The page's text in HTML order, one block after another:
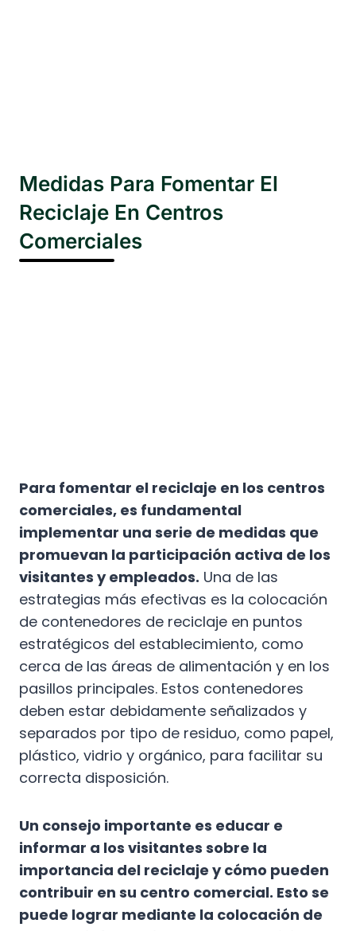
Medidas Para Fomentar El
Reciclaje En Centros
Comerciales
Para fomentar el reciclaje en los centros
comerciales, es fundamental
implementar una serie de medidas que
promuevan la participación activa de los
visitantes y empleados. Una de las
estrategias más efectivas es la colocación
de contenedores de reciclaje en puntos
estratégicos del establecimiento, como
cerca de las áreas de alimentación y en los
pasillos principales. Estos contenedores
deben estar debidamente señalizados y
separados por tipo de residuo, como papel,
plástico, vidrio y orgánico, para facilitar su
correcta disposición.
Un consejo importante es educar e
informar a los visitantes sobre la
importancia del reciclaje y cómo pueden
contribuir en su centro comercial. Esto se
puede lograr mediante la colocación de